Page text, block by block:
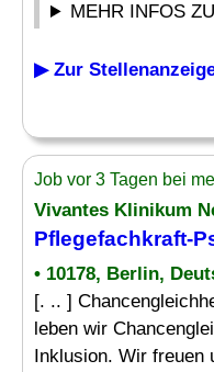
MEHR INFOS
▶ Zur
Job vor 3 Tagen bei
Vivantes Klinikum
Pflegefachkraft-
• 10178, Berlin,
[. .. ]
leben wir
Inklusion. Wir freuen